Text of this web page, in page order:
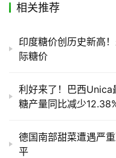
销
运
相关推荐
印度糖价创历史新高
际糖价
利好来了！巴西Unica
糖产量同比减少
德国南部甜菜遭遇严
平